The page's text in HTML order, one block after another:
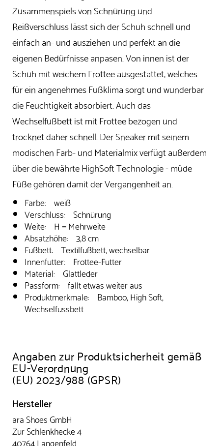
Zusammenspiels von Schnürung und
Reißverschluss lässt sich der Schuh schnell und
einfach an- und ausziehen und perfekt an die
eigenen Bedürfnisse anpasen. Von innen ist der
Schuh mit weichem Frottee ausgestattet, welches
für ein angenehmes Fußklima sorgt und wunderbar
die Feuchtigkeit absorbiert. Auch das
Wechselfußbett ist mit Frottee bezogen und
trocknet daher schnell. Der Sneaker mit seinem
modischen Farb- und Materialmix verfügt außerdem
über die bewährte HighSoft Technologie - müde
Füße gehören damit der Vergangenheit an.
Farbe: weiß
Verschluss: Schnürung
Weite: H = Mehrweite
Absatzhöhe: 3,8 cm
Fußbett: Textilfußbett, wechselbar
Innenfutter: Frottee-Futter
Material: Glattleder
Passform: fällt etwas weiter aus
Produktmerkmale: Bamboo, High Soft,
Wechselfussbett
Angaben zur Produktsicherheit gemäß
EU-Verordnung
(EU) 2023/988 (GPSR)
Hersteller
ara Shoes GmbH
Zur Schlenkhecke 4
40764 Langenfeld